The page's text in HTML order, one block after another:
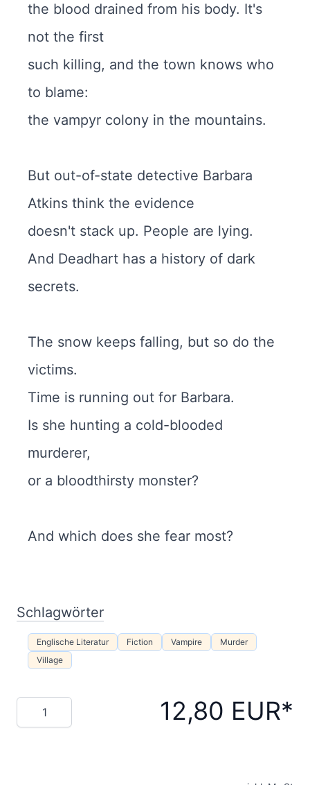
the blood drained from his body. It's
not the first
such killing, and the town knows who
to blame:
the vampyr colony in the mountains.
But out-of-state detective Barbara
Atkins think the evidence
doesn't stack up. People are lying.
And Deadhart has a history of dark
secrets.
The snow keeps falling, but so do the
victims.
Time is running out for Barbara.
Is she hunting a cold-blooded
murderer,
or a bloodthirsty monster?
And which does she fear most?
Schlagwörter
Englische Literatur Fiction Vampire
Murder
Village
Menge 12,80 EUR